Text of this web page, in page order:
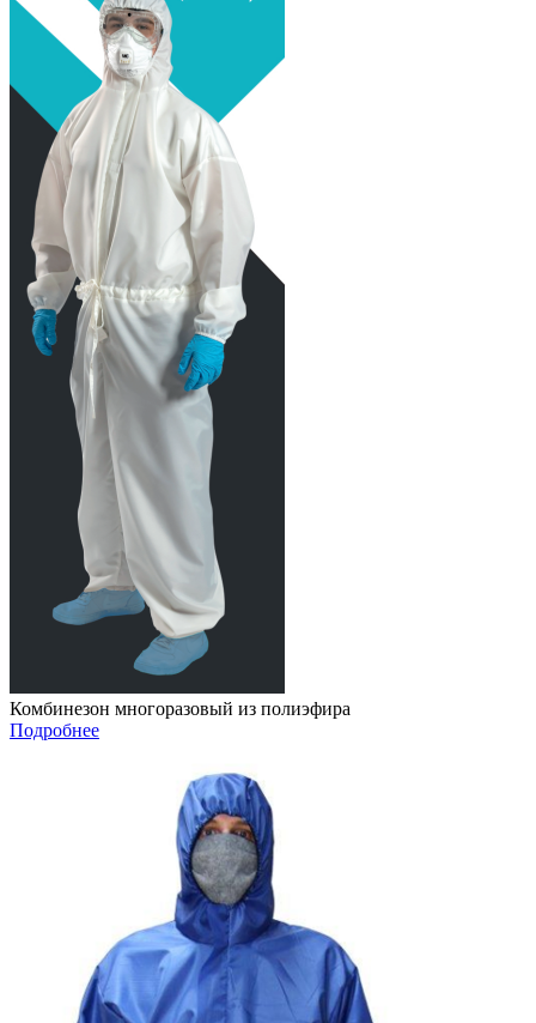
Комбинезон многоразовый из полиэфира
Подробнее